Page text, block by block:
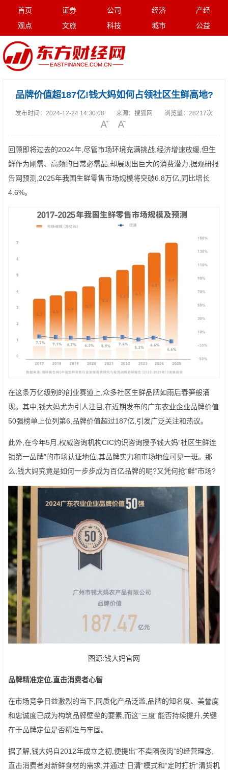
首页 证券 公司 经济
产经
观点
文旅 科技 城市 公益
品牌价值超187亿!钱大妈如何占领社区生鲜高地?
发布时间： 2024-12-24 14:30:08 来源： 搜狐网 浏览量： 28217次
回顾即将过去的2024年,尽管市场环境充满挑战,经济增速放缓,但生
鲜作为刚需、高频的日常必需品,却展现出巨大的消费潜力,据观研报
告网预测,2025年我国生鲜零售市场规模将突破6.8万亿,同比增长
4.6%。
在这条万亿级别的创业赛道上,众多社区生鲜品牌如雨后春笋般涌
现。其中,钱大妈尤为引人注目,在近期发布的广东农业企业品牌价值
50强榜单上位列第6,品牌价值超过187亿,引发广泛关注和热议。
此外,在今年5月,权威咨询机构CIC灼识咨询授予钱大妈“社区生鲜连
锁第一品牌”的市场认证地位,其品牌实力和市场地位可见一斑。那
么,钱大妈究竟是如何一步步成为百亿品牌的呢?又凭何抢“鲜”市场?
图源:钱大妈官网
品牌精准定位,直击消费者心智
在市场竞争日益激烈的当下,同质化产品泛滥,品牌的知名度、美誉度
和忠诚度已成为构筑品牌壁垒的要素,而这“三度”能否持续提升,关键
在于品牌定位是否精准与牢固。
据了解,钱大妈自2012年成立之初,便提出“不卖隔夜肉”的经营理念,
直击消费者对新鲜食材的需求,并通过“日清”模式和“定时打折”清货机